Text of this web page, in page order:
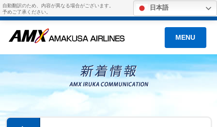
自動翻訳のため、内容が異なる場合がございます。
予めご了承ください。
日本語
MENU